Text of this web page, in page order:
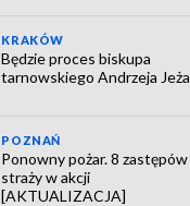
KRAKÓW
Będzie proces biskupa
tarnowskiego Andrzeja Jeża
POZNAŃ
Ponowny pożar. 8 zastępów
straży w akcji
[AKTUALIZACJA]